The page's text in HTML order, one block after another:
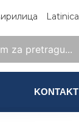
Latinica
KONTAKT